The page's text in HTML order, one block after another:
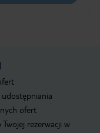
ofert
rezerwacji w